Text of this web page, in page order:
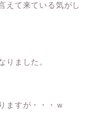
えて来ている気がし
りました。
ますが・・・ｗ